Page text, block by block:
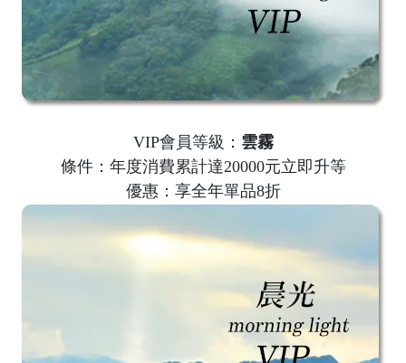
VIP會員等級： 雲霧
條件：年度消費累計達20000元立即升等
優惠：享全年單品8折